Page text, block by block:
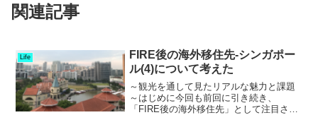
関連記事
Life
FIRE後の海外移住先-シンガポー
ル(4)について考えた
～観光を通して見たリアルな魅力と課題
～はじめに今回も前回に引き続き、
「FIRE後の海外移住先」として注目され